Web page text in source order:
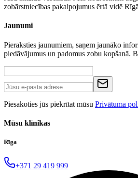
zobārstniecības pakalpojumus ērtā vidē
Jaunumi
Pieraksties jaunumiem, saņem jaunāko
piedāvājumus un padomus zobu kopšanā.
Piesakoties jūs piekrītat mūsu Privātuma
Mūsu klīnikas
Rīga
+371 29 419 999